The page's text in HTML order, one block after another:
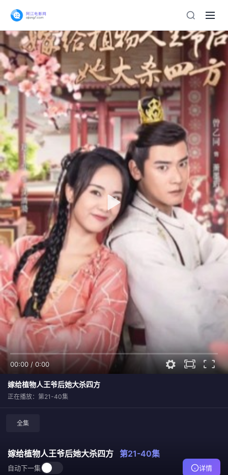
00:00 / 0:00
嫁给植物人王爷后她大杀四方
正在播放：第21-40集
全集
嫁给植物人王爷后她大杀四方 第21-40集
自动下一集 详情